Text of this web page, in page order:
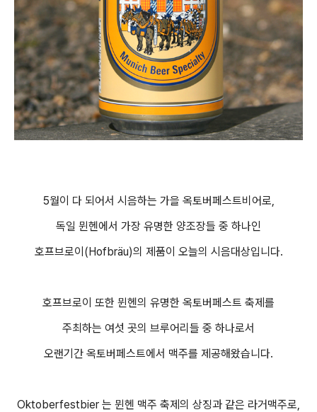
5월이 다 되어서 시음하는 가을 옥토버페스트비어로,
독일 뮌헨에서 가장 유명한 양조장들 중 하나인
호프브로이(Hofbräu)의 제품이 오늘의 시음대상입니다.
호프브로이 또한 뮌헨의 유명한 옥토버페스트 축제를
주최하는 여섯 곳의 브루어리들 중 하나로서
오랜기간 옥토버페스트에서 맥주를 제공해왔습니다.
Oktoberfestbier 는 뮌헨 맥주 축제의 상징과 같은 라거맥주로,